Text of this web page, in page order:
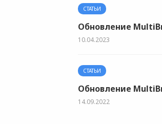
СТАТЬИ
Обновление
10.04.2023
СТАТЬИ
Обновление
14.09.2022